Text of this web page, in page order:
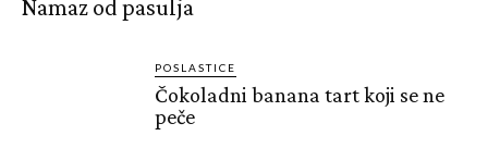
Namaz od pasulja
POSLASTICE
Čokoladni banana tart koji se ne
peče